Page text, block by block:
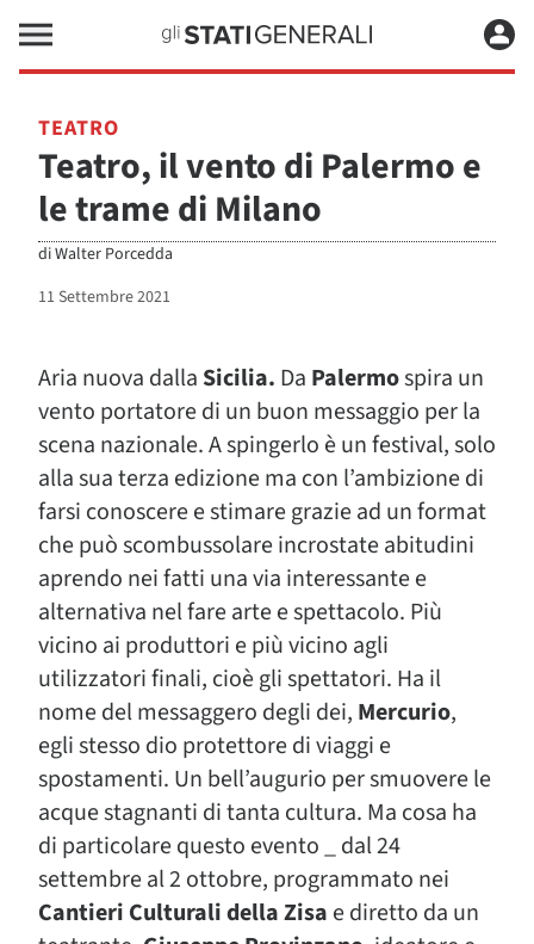
TEATRO
Teatro, il vento di Palermo e
le trame di Milano
diWalter Porcedda
11 Settembre 2021
Aria nuova dalla Sicilia. Da Palermospira un
vento portatore di un buon messaggio per la
scena nazionale. A spingerlo è un festival, solo
alla sua terza edizione ma con l’ambizione di
farsi conoscere e stimare grazie ad un format
che può scombussolare incrostate abitudini
aprendo nei fatti una via interessante e
alternativa nel fare arte e spettacolo. Più
vicino ai produttori e più vicino agli
utilizzatori finali, cioè gli spettatori. Ha il
nome del messaggero degli dei, Mercurio,
egli stesso dio protettore di viaggi e
spostamenti. Un bell’augurio per smuovere le
acque stagnanti di tanta cultura. Ma cosa ha
di particolare questo evento _ dal 24
settembre al 2 ottobre, programmato nei
Cantieri Culturali della Zisa e diretto da un